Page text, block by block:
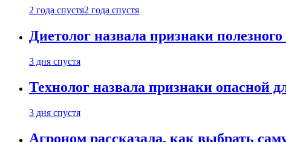
2 года спустя2 года спустя
Диетолог назвала признаки
3 дня спустя
Технолог назвала признаки опасной
3 дня спустя
Агроном рассказала, как выбрать